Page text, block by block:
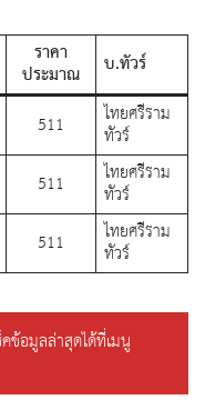
ราคา
ประมาณ บ.ทัวร์
511 ไทยศรีราม
ทัวร์
511 ไทยศรีราม
ทัวร์
511 ไทยศรีราม
ทัวร์
ข้อมูลล่าสุดได้ที่เมนู